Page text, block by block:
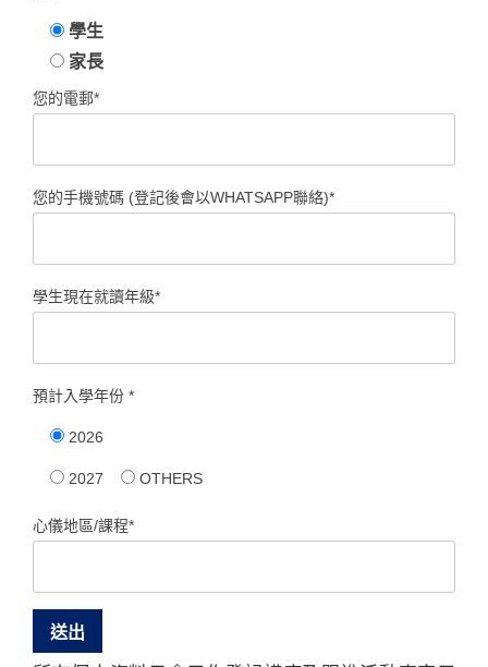
學生
家長
您的電郵*
您的手機號碼 (登記後會以WHATSAPP聯絡)*
學生現在就讀年級*
預計入學年份 *
2026
2027 OTHERS
心儀地區/課程*